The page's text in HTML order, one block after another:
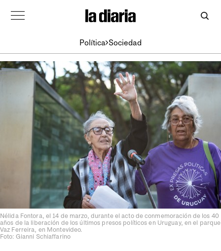
Política Sociedad
Nélida Fontora, el 14 de marzo, durante el acto de conmemoración de los 40
años de la liberación de los últimos presos políticos en Uruguay, en el parque
Vaz Ferreira, en Montevideo.
Foto: Gianni Schiaffarino